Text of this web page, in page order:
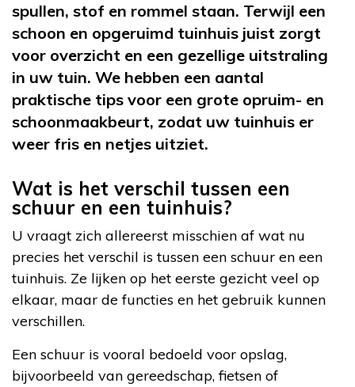
spullen, stof en rommel staan. Terwijl een
schoon en opgeruimd tuinhuis juist zorgt
voor overzicht en een gezellige uitstraling
in uw tuin. We hebben een aantal
praktische tips voor een grote opruim- en
schoonmaakbeurt, zodat uw tuinhuis er
weer fris en netjes uitziet.
Wat is het verschil tussen een
schuur en een tuinhuis?
U vraagt zich allereerst misschien af wat nu
precies het verschil is tussen een schuur en een
tuinhuis. Ze lijken op het eerste gezicht veel op
elkaar, maar de functies en het gebruik kunnen
verschillen.
Een schuur is vooral bedoeld voor opslag,
bijvoorbeeld van gereedschap, fietsen of